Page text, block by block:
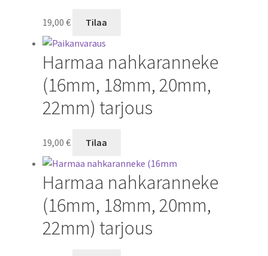
19,00 € Tilaa
Harmaa nahkaranneke
(16mm, 18mm, 20mm,
22mm) tarjous
19,00 € Tilaa
Harmaa nahkaranneke
(16mm, 18mm, 20mm,
22mm) tarjous